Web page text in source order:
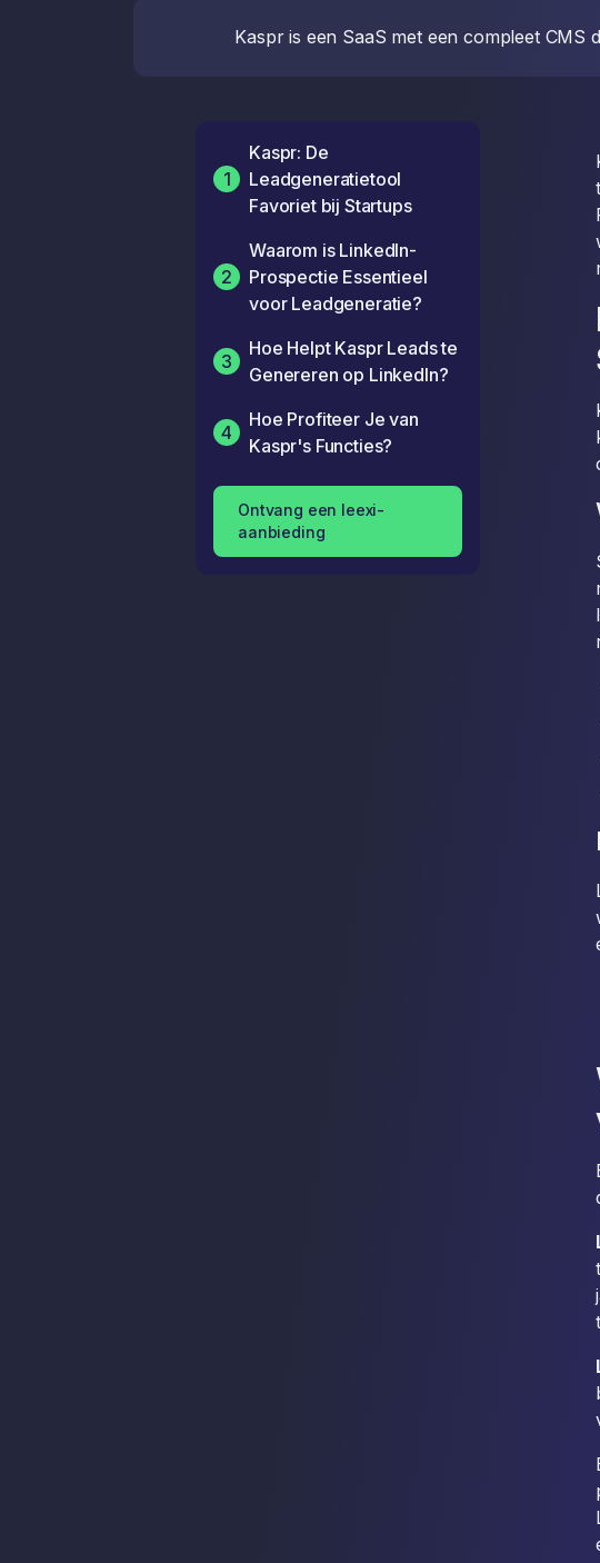
Kaspr is een SaaS met een compleet
1
Kaspr: De
Leadgeneratietool
Favoriet bij Startups
2
Waarom is LinkedIn-
Prospectie Essentieel
voor Leadgeneratie?
3
Hoe Helpt Kaspr Leads te
Genereren op LinkedIn?
4
Hoe Profiteer Je van
Kaspr's Functies?
Ontvang een leexi-
aanbieding